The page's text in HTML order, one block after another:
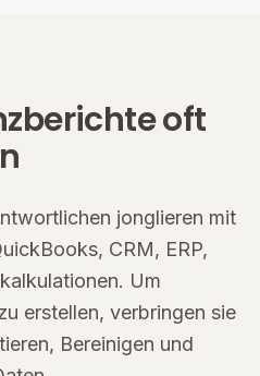
oft
jonglieren mit
CRM, ERP,
Um
erstellen, verbringen sie
Bereinigen und